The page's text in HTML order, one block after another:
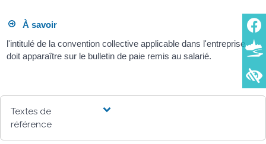
À savoir
l'intitulé de la convention collective applicable dans l'entreprise
doit apparaître sur le bulletin de paie remis au salarié.
Textes de
référence